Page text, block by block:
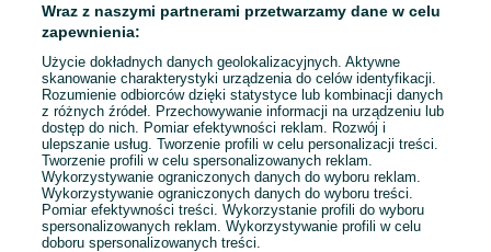
LUB
E-mail
Hasło
Wraz z naszymi partnerami przetwarzamy dane w celu
zapewnienia:
Użycie dokładnych danych geolokalizacyjnych. Aktywne
skanowanie charakterystyki urządzenia do celów identyfikacji.
Rozumienie odbiorców dzięki statystyce lub kombinacji danych
z różnych źródeł. Przechowywanie informacji na urządzeniu lub
dostęp do nich. Pomiar efektywności reklam. Rozwój i
ulepszanie usług. Tworzenie profili w celu personalizacji treści.
Tworzenie profili w celu spersonalizowanych reklam.
Wykorzystywanie ograniczonych danych do wyboru reklam.
Wykorzystywanie ograniczonych danych do wyboru treści.
Pomiar efektywności treści. Wykorzystanie profili do wyboru
spersonalizowanych reklam. Wykorzystywanie profili w celu
doboru spersonalizowanych treści.